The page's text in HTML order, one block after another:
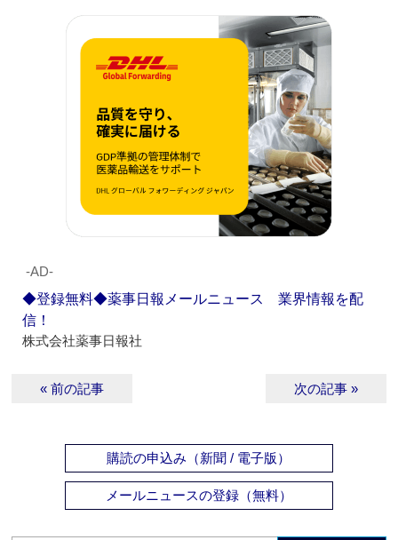
‐AD‐
◆登録無料◆薬事日報メールニュース 業界情報を配
信！
株式会社薬事日報社
« 前の記事 次の記事 »
購読の申込み（新聞 / 電子版）
メールニュースの登録（無料）